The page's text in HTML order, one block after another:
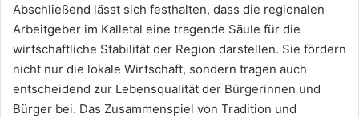
Abschließend lässt sich festhalten, dass die regionalen
Arbeitgeber im Kalletal eine tragende Säule für die
wirtschaftliche Stabilität der Region darstellen. Sie fördern
nicht nur die lokale Wirtschaft, sondern tragen auch
entscheidend zur Lebensqualität der Bürgerinnen und
Bürger bei. Das Zusammenspiel von Tradition und